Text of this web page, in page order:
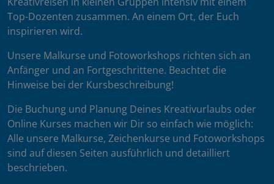
Top-Dozenten zusammen. An einem Ort, der Euch
inspirieren wird.
Unsere Malkurse und Fotoworkshops richten sich an
Anfänger und an Fortgeschrittene. Beachtet die
Hinweise bei der Kursbeschreibung!
Die Buchung und Planung Deines Kreativurlaubs oder
Online Kurses machen wir Dir so einfach wie möglich:
Alle unsere Malkurse, Zeichenkurse und Fotoworkshops
sind auf diesen Seiten ausführlich und detailliert
beschrieben.